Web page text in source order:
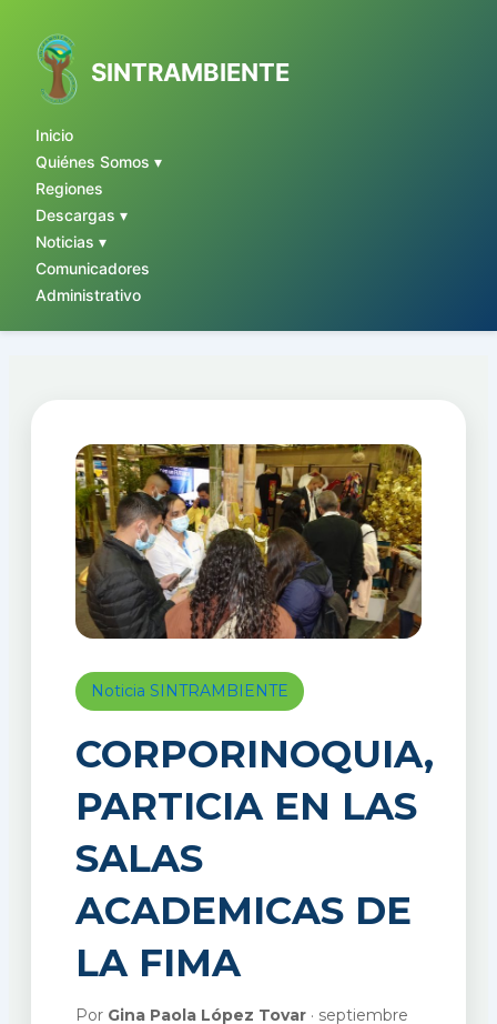
SINTRAMBIENTE
Inicio
Quiénes Somos ▾
Regiones
Descargas ▾
Noticias ▾
Comunicadores
Administrativo
contenido
Noticia SINTRAMBIENTE
CORPORINOQUIA,
PARTICIA EN LAS
SALAS
ACADEMICAS DE
LA FIMA
Por Gina Paola López Tovar· septiembre